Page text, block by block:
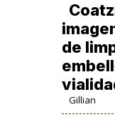
de
Gillian